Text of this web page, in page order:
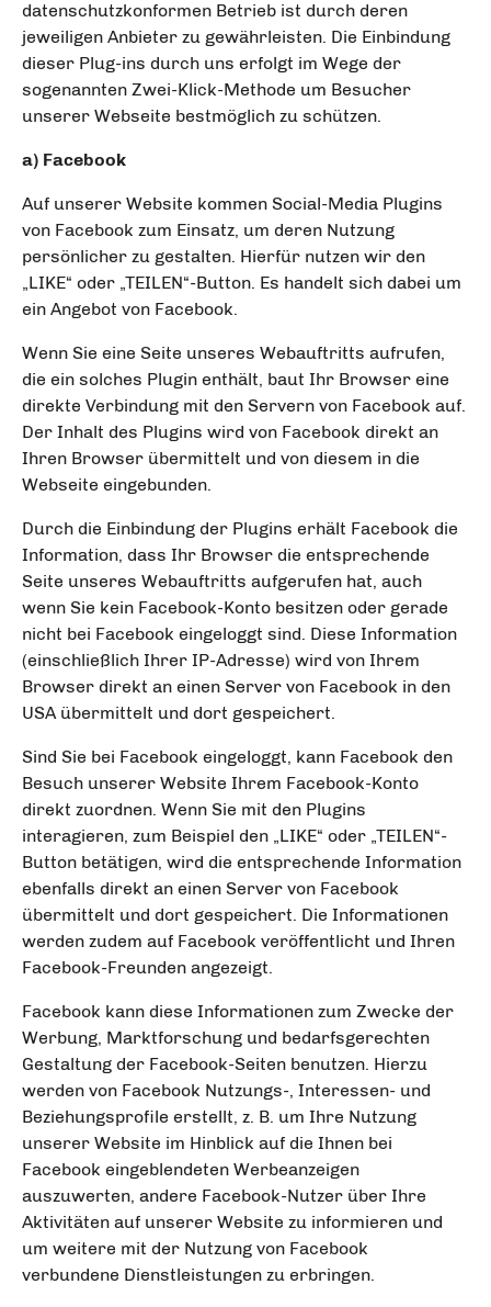
datenschutzkonformen Betrieb ist durch deren
jeweiligen Anbieter zu gewährleisten. Die Einbindung
dieser Plug-ins durch uns erfolgt im Wege der
sogenannten Zwei-Klick-Methode um Besucher
unserer Webseite bestmöglich zu schützen.
a) Facebook
Auf unserer Website kommen Social-Media Plugins
von Facebook zum Einsatz, um deren Nutzung
persönlicher zu gestalten. Hierfür nutzen wir den
„LIKE“ oder „TEILEN“-Button. Es handelt sich dabei um
ein Angebot von Facebook.
Wenn Sie eine Seite unseres Webauftritts aufrufen,
die ein solches Plugin enthält, baut Ihr Browser eine
direkte Verbindung mit den Servern von Facebook auf.
Der Inhalt des Plugins wird von Facebook direkt an
Ihren Browser übermittelt und von diesem in die
Webseite eingebunden.
Durch die Einbindung der Plugins erhält Facebook die
Information, dass Ihr Browser die entsprechende
Seite unseres Webauftritts aufgerufen hat, auch
wenn Sie kein Facebook-Konto besitzen oder gerade
nicht bei Facebook eingeloggt sind. Diese Information
(einschließlich Ihrer IP-Adresse) wird von Ihrem
Browser direkt an einen Server von Facebook in den
USA übermittelt und dort gespeichert.
Sind Sie bei Facebook eingeloggt, kann Facebook den
Besuch unserer Website Ihrem Facebook-Konto
direkt zuordnen. Wenn Sie mit den Plugins
interagieren, zum Beispiel den „LIKE“ oder „TEILEN“-
Button betätigen, wird die entsprechende Information
ebenfalls direkt an einen Server von Facebook
übermittelt und dort gespeichert. Die Informationen
werden zudem auf Facebook veröffentlicht und Ihren
Facebook-Freunden angezeigt.
Facebook kann diese Informationen zum Zwecke der
Werbung, Marktforschung und bedarfsgerechten
Gestaltung der Facebook-Seiten benutzen. Hierzu
werden von Facebook Nutzungs-, Interessen- und
Beziehungsprofile erstellt, z. B. um Ihre Nutzung
unserer Website im Hinblick auf die Ihnen bei
Facebook eingeblendeten Werbeanzeigen
auszuwerten, andere Facebook-Nutzer über Ihre
Aktivitäten auf unserer Website zu informieren und
um weitere mit der Nutzung von Facebook
verbundene Dienstleistungen zu erbringen.